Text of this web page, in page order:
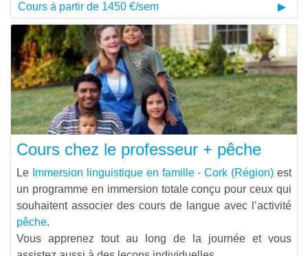
Cours à partir de 1450 €/sem
Cours chez le professeur + pêche
Le Immersion linguistique en famille - Cork (Région) est
un programme en immersion totale conçu pour ceux qui
souhaitent associer des cours de langue avec l’activité
pêche.
Vous apprenez tout au long de la journée et vous